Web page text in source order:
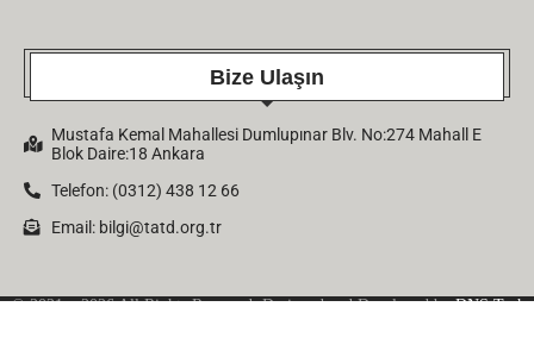
Bize Ulaşın
Mustafa Kemal Mahallesi Dumlupınar Blv. No:274 Mahall E
Blok Daire:18 Ankara
Telefon: (0312) 438 12 66
Email: bilgi@tatd.org.tr
© 2021 – 2026 All Rights Reserved. Designed and Developed byDNS Tech